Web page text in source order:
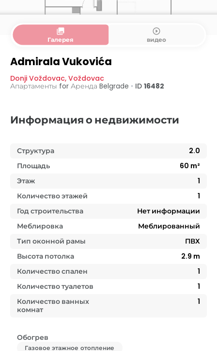
collections
Галерея
play_circle_outline
видео
Admirala Vukovića
Donji Voždovac, Voždovac
Апартаменты for Аренда Belgrade • ID 16482
Информация о недвижимости
Структура
2.0
Площадь
60 m²
Этаж
1
Количество этажей
1
Год строительства
Нет информации
Меблировка
Меблированный
Тип оконной рамы
ПВХ
Высота потолка
2.9 m
Количество спален
1
Количество туалетов
1
Количество ванных
комнат
1
Обогрев
Газовое этажное отопление